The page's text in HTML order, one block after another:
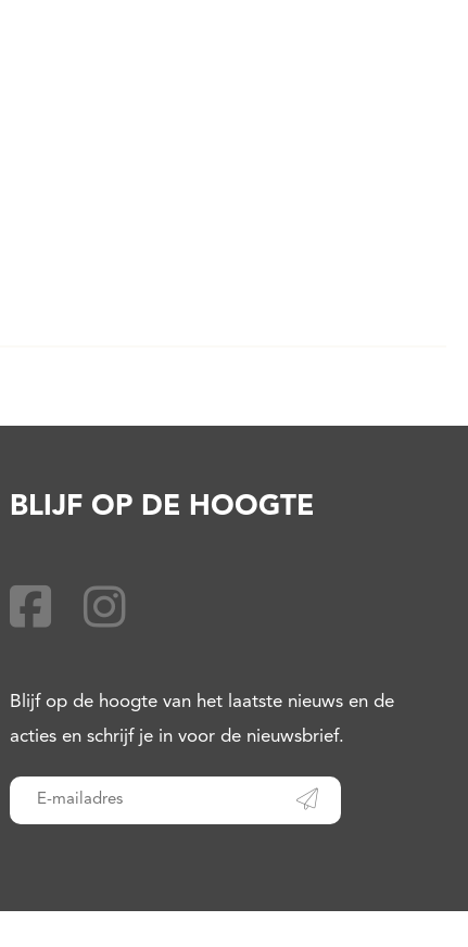
BLIJF OP DE HOOGTE
Blijf op de hoogte van het laatste nieuws en de
acties en schrijf je in voor de nieuwsbrief.